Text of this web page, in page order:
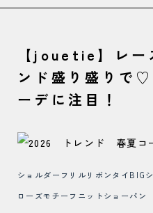
【jouetie】レー
ンド盛り盛りで
ーデに注目！
ショルダーフリルリボンタイ
ローズモチーフニットショーパ